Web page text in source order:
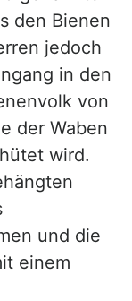
den Bienen
jedoch
in den
von
der Waben
wird.
und die
einem